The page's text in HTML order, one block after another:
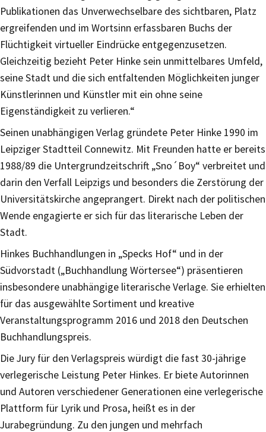
Publikationen das Unverwechselbare des sichtbaren, Platz
ergreifenden und im Wortsinn erfassbaren Buchs der
Flüchtigkeit virtueller Eindrücke entgegenzusetzen.
Gleichzeitig bezieht Peter Hinke sein unmittelbares Umfeld,
seine Stadt und die sich entfaltenden Möglichkeiten junger
Künstlerinnen und Künstler mit ein ohne seine
Eigenständigkeit zu verlieren.“
Seinen unabhängigen Verlag gründete Peter Hinke 1990 im
Leipziger Stadtteil Connewitz. Mit Freunden hatte er bereits
1988/89 die Untergrundzeitschrift „Sno´Boy“ verbreitet und
darin den Verfall Leipzigs und besonders die Zerstörung der
Universitätskirche angeprangert. Direkt nach der politischen
Wende engagierte er sich für das literarische Leben der
Stadt.
Hinkes Buchhandlungen in „Specks Hof“ und in der
Südvorstadt („Buchhandlung Wörtersee“) präsentieren
insbesondere unabhängige literarische Verlage. Sie erhielten
für das ausgewählte Sortiment und kreative
Veranstaltungsprogramm 2016 und 2018 den Deutschen
Buchhandlungspreis.
Die Jury für den Verlagspreis würdigt die fast 30-jährige
verlegerische Leistung Peter Hinkes. Er biete Autorinnen
und Autoren verschiedener Generationen eine verlegerische
Plattform für Lyrik und Prosa, heißt es in der
Jurabegründung. Zu den jungen und mehrfach